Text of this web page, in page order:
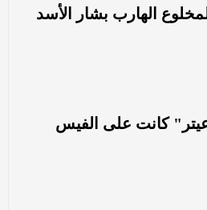
الهارب بشار الأسد
كانت على الفيس